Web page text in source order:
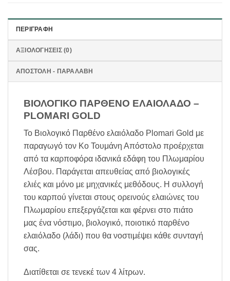
ΠΕΡΙΓΡΑΦΉ
ΑΞΙΟΛΟΓΉΣΕΙΣ (0)
ΑΠΟΣΤΟΛΗ - ΠΑΡΑΛΑΒΗ
ΒΙΟΛΟΓΙΚΟ ΠΑΡΘΕΝΟ ΕΛΑΙΟΛΑΔΟ –
PLOMARI GOLD
Το Βιολογικό Παρθένο ελαιόλαδο Plomari Gold με
παραγωγό τον Κο Τουμάνη Απόστολο προέρχεται
από τα καρποφόρα ιδανικά εδάφη του Πλωμαρίου
Λέσβου. Παράγεται απευθείας από βιολογικές
ελιές και μόνο με μηχανικές μεθόδους. Η συλλογή
του καρπού γίνεται στους ορεινούς ελαιώνες του
Πλωμαρίου επεξεργάζεται και φέρνει στο πιάτο
μας ένα νόστιμο, βιολογικό, ποιοτικό παρθένο
ελαιόλαδο (λάδι) που θα νοστιμέψει κάθε συνταγή
σας.
Διατίθεται σε τενεκέ των 4 λίτρων.